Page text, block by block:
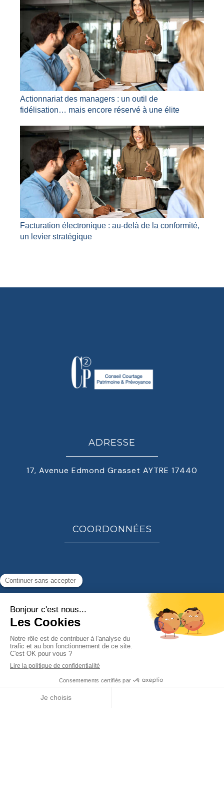
Appeler
Actionnariat des managers : un outil de
fidélisation… mais encore réservé à une élite
Facturation électronique : au-delà de la conformité,
un levier stratégique
ADRESSE
17, Avenue Edmond Grasset AYTRE 17440
COORDONNÉES
emmanuelle.ydier@c2p-patrimoine.fr
NOUS REJOINDRE